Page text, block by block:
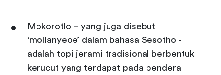
Mokorotlo – yang juga disebut
‘molianyeoe’ dalam bahasa Sesotho -
adalah topi jerami tradisional berbentuk
kerucut yang terdapat pada bendera